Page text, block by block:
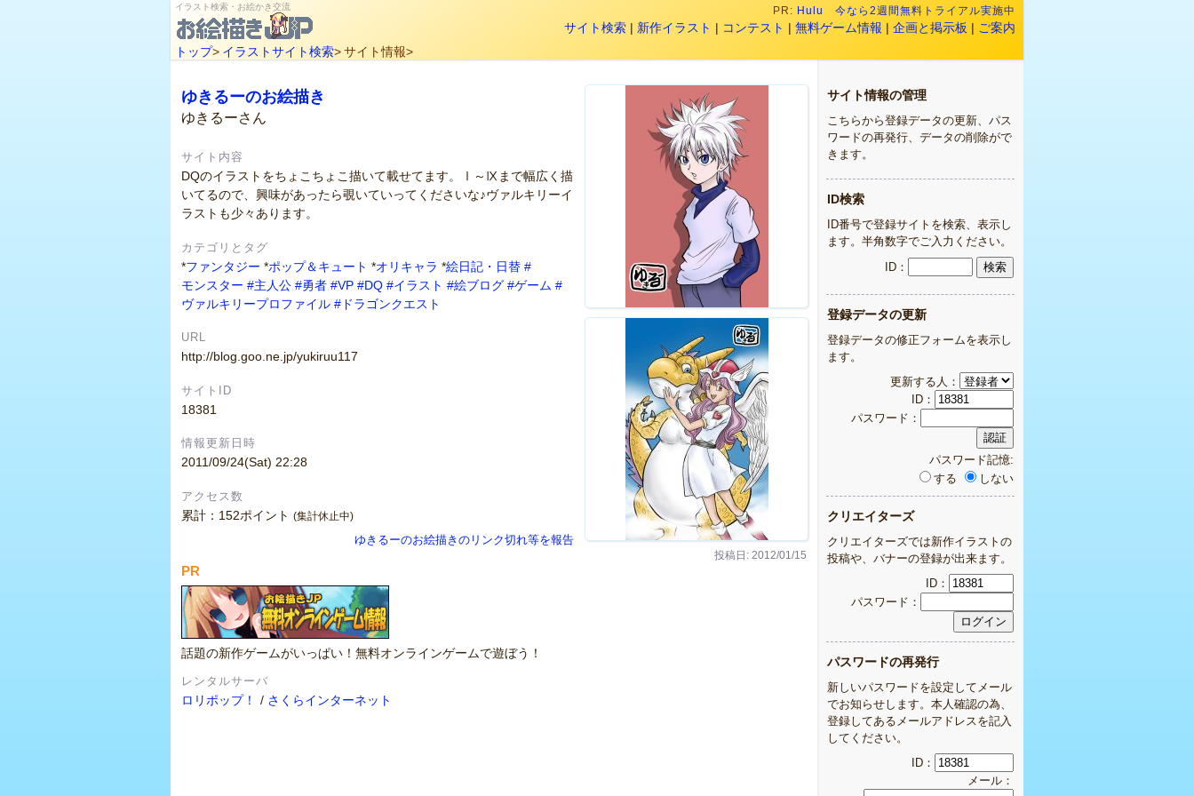
イラスト検索・お絵かき交流 PR: Hulu 今なら2週間無料トライアル実施中
サイト検索 | 新作イラスト | コンテスト | 無料ゲーム情報 | 企画と掲示板 | ご案内
トップ> イラストサイト検索>サイト情報>
投稿日: 2012/01/15
ゆきるーのお絵描き
ゆきるーさん
サイト内容
DQのイラストをちょこちょこ描いて載せてます。Ⅰ～Ⅸまで幅広く描
いてるので、興味があったら覗いていってくださいな♪ヴァルキリーイ
ラストも少々あります。
カテゴリとタグ
*ファンタジー *ポップ＆キュート *オリキャラ *絵日記・日替 #
モンスター #主人公 #勇者 #VP #DQ #イラスト #絵ブログ #ゲーム #
ヴァルキリープロファイル #ドラゴンクエスト
URL
http://blog.goo.ne.jp/yukiruu117
サイトID
18381
情報更新日時
2011/09/24(Sat) 22:28
アクセス数
累計：152ポイント (集計休止中)
ゆきるーのお絵描きのリンク切れ等を報告
PR
話題の新作ゲームがいっぱい！無料オンラインゲームで遊ぼう！
レンタルサーバ
ロリポップ！ / さくらインターネット
サイト情報の管理
こちらから登録データの更新、パス
ワードの再発行、データの削除がで
きます。
ID検索
ID番号で登録サイトを検索、表示し
ます。半角数字でご入力ください。
ID：
登録データの更新
登録データの修正フォームを表示し
ます。
更新する人：
ID：
パスワード：
パスワード記憶:
する
しない
クリエイターズ
クリエイターズでは新作イラストの
投稿や、バナーの登録が出来ます。
ID：
パスワード：
パスワードの再発行
新しいパスワードを設定してメール
でお知らせします。本人確認の為、
登録してあるメールアドレスを記入
してください。
ID：
メール：